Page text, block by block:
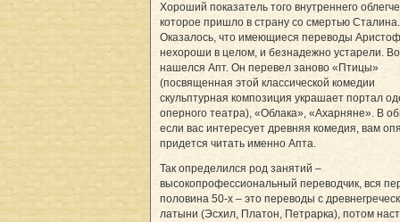
Хороший показатель того внутреннего
которое пришло в страну со смертью Сталина.
Оказалось, что имеющиеся переводы
нехороши в целом, и безнадежно устарели.
нашелся Апт. Он перевел заново «Птицы»
(посвященная этой классической комедии
скульптурная композиция украшает портал
оперного театра), «Облака», «Ахарняне». В
если вас интересует древняя комедия, вам
придется читать именно Апта.
Так определился род занятий –
высокопрофессиональный переводчик, вся
половина 50-х – это переводы с
латыни (Эсхил, Платон, Петрарка), потом